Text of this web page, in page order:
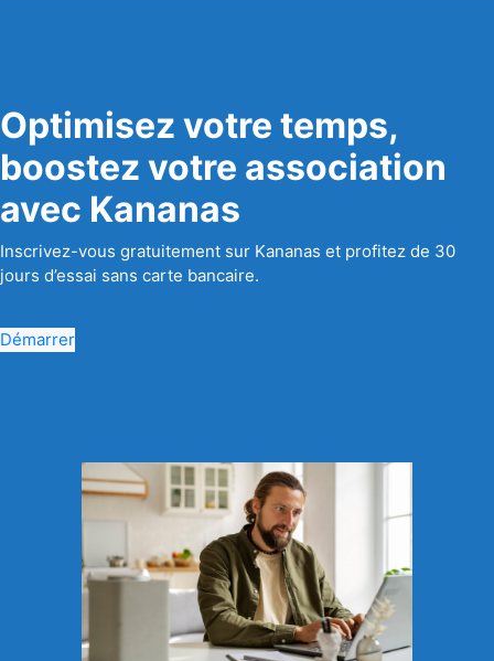
Optimisez votre temps,
boostez votre association
avec Kananas
Inscrivez-vous gratuitement sur Kananas et profitez de 30
jours d’essai sans carte bancaire.
Démarrer